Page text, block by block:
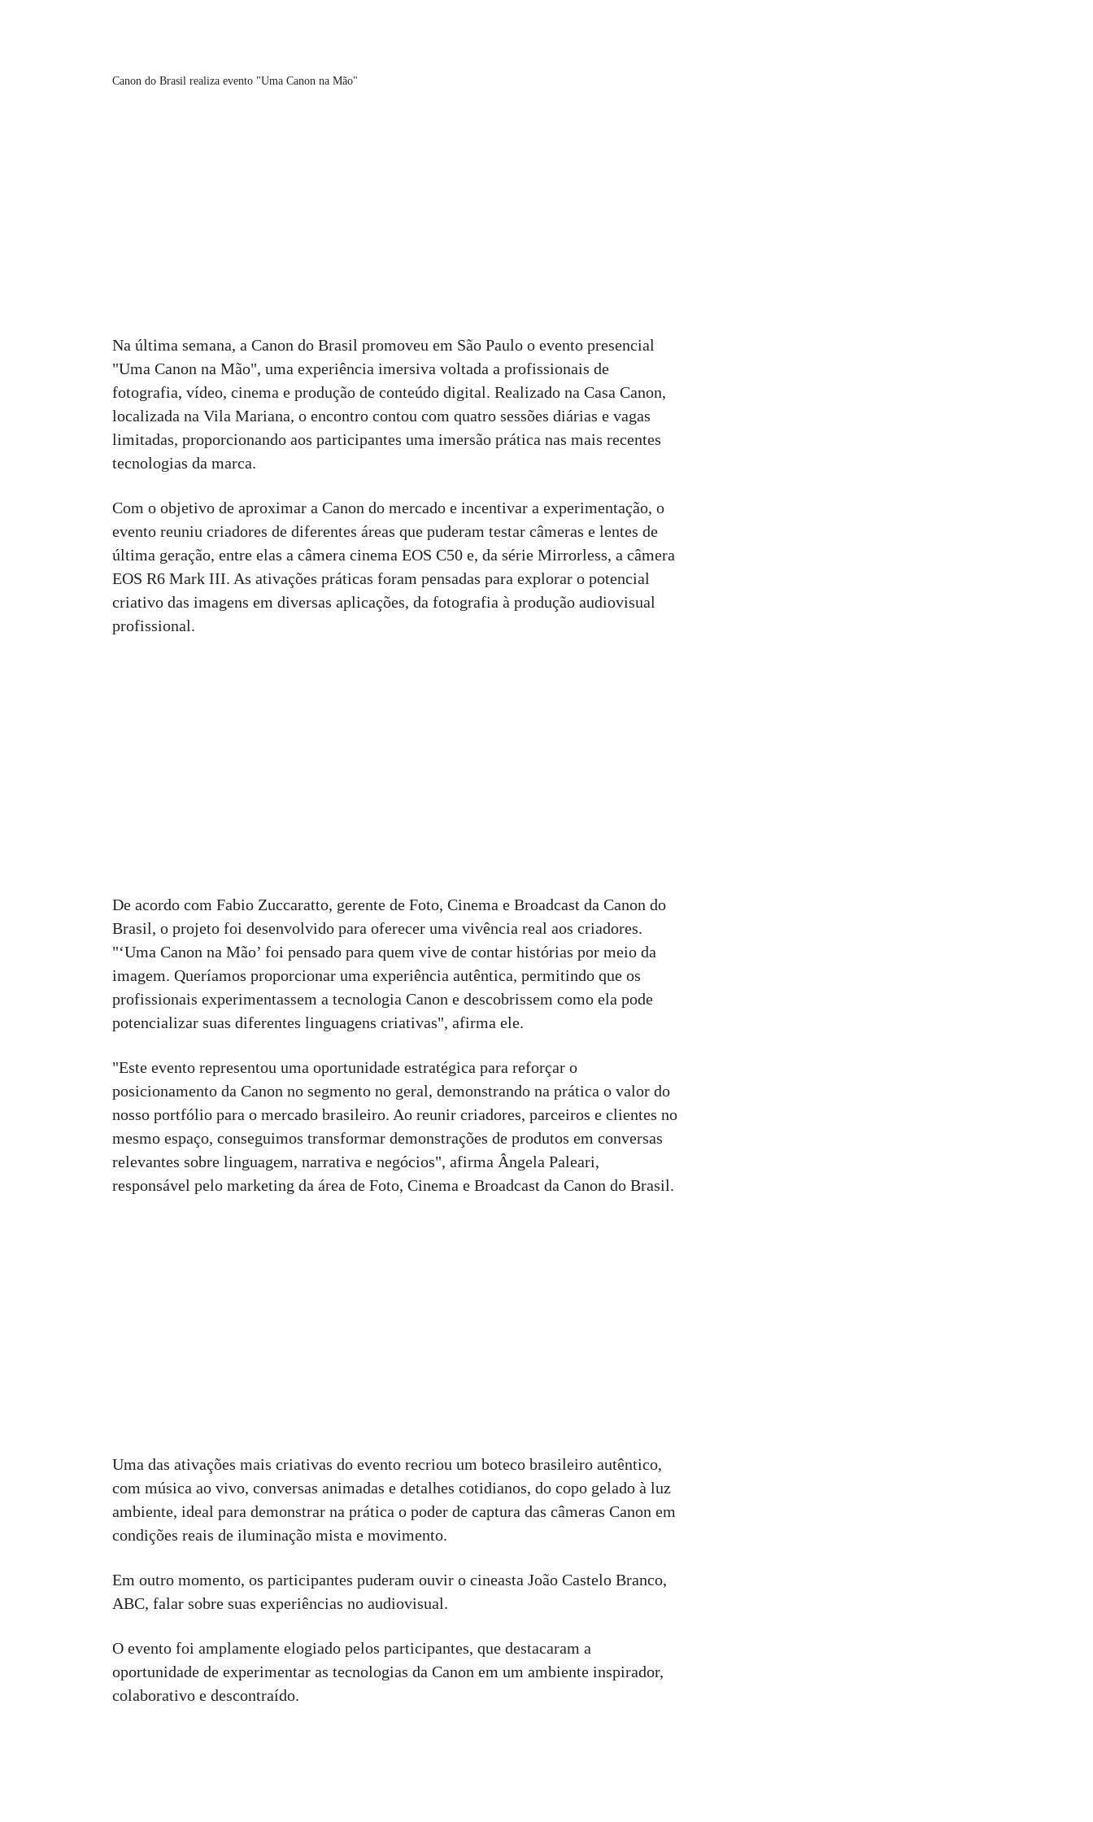
Canon do Brasil realiza evento "Uma Canon na Mão"
Na última semana, a Canon do Brasil promoveu em São Paulo o evento presencial
"Uma Canon na Mão", uma experiência imersiva voltada a profissionais de
fotografia, vídeo, cinema e produção de conteúdo digital. Realizado na Casa Canon,
localizada na Vila Mariana, o encontro contou com quatro sessões diárias e vagas
limitadas, proporcionando aos participantes uma imersão prática nas mais recentes
tecnologias da marca.
Com o objetivo de aproximar a Canon do mercado e incentivar a experimentação, o
evento reuniu criadores de diferentes áreas que puderam testar câmeras e lentes de
última geração, entre elas a câmera cinema EOS C50 e, da série Mirrorless, a câmera
EOS R6 Mark III. As ativações práticas foram pensadas para explorar o potencial
criativo das imagens em diversas aplicações, da fotografia à produção audiovisual
profissional.
De acordo com Fabio Zuccaratto, gerente de Foto, Cinema e Broadcast da Canon do
Brasil, o projeto foi desenvolvido para oferecer uma vivência real aos criadores.
"‘Uma Canon na Mão’ foi pensado para quem vive de contar histórias por meio da
imagem. Queríamos proporcionar uma experiência autêntica, permitindo que os
profissionais experimentassem a tecnologia Canon e descobrissem como ela pode
potencializar suas diferentes linguagens criativas", afirma ele.
"Este evento representou uma oportunidade estratégica para reforçar o
posicionamento da Canon no segmento no geral, demonstrando na prática o valor do
nosso portfólio para o mercado brasileiro. Ao reunir criadores, parceiros e clientes no
mesmo espaço, conseguimos transformar demonstrações de produtos em conversas
relevantes sobre linguagem, narrativa e negócios", afirma Ângela Paleari,
responsável pelo marketing da área de Foto, Cinema e Broadcast da Canon do Brasil.
Uma das ativações mais criativas do evento recriou um boteco brasileiro autêntico,
com música ao vivo, conversas animadas e detalhes cotidianos, do copo gelado à luz
ambiente, ideal para demonstrar na prática o poder de captura das câmeras Canon em
condições reais de iluminação mista e movimento.
Em outro momento, os participantes puderam ouvir o cineasta João Castelo Branco,
ABC, falar sobre suas experiências no audiovisual.
O evento foi amplamente elogiado pelos participantes, que destacaram a
oportunidade de experimentar as tecnologias da Canon em um ambiente inspirador,
colaborativo e descontraído.